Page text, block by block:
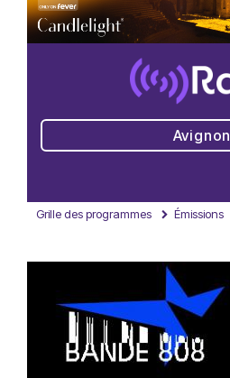
Avignon
Grille des programmes Émissions